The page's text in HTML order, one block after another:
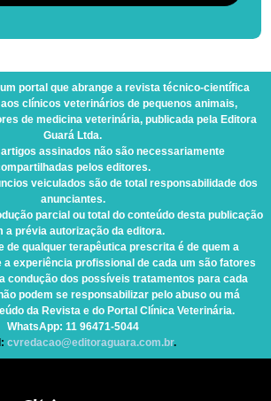
portal que abrange a revista técnico-científica
clínicos veterinários de pequenos animais,
de medicina veterinária, publicada pela Editora
Guará Ltda.
assinados não são necessariamente
pelos editores.
veiculados são de total responsabilidade dos
anunciantes.
parcial ou total do conteúdo desta publicação
a prévia autorização da editora.
de qualquer terapêutica prescrita é de quem a
experiência profissional de cada um são fatores
condução dos possíveis tratamentos para cada
podem se responsabilizar pelo abuso ou má
da Revista e do Portal Clínica Veterinária.
WhatsApp: 11 96471-5044
cvredacao@editoraguara.com.br.